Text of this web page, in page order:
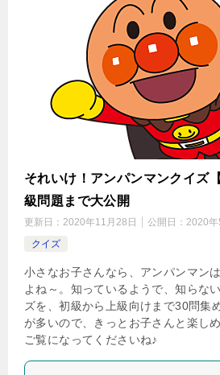
それいけ！アンパンマンクイズ
級問題まで大公開
更新日： 2020年11月28日 公開日： 2020年
クイズ
小さなお子さんなら、アンパンマン
よね～。知っているようで、知らな
ズを、初級から上級向けまで30問集
が多いので、きっとお子さんと楽し
ご覧になってくださいね♪